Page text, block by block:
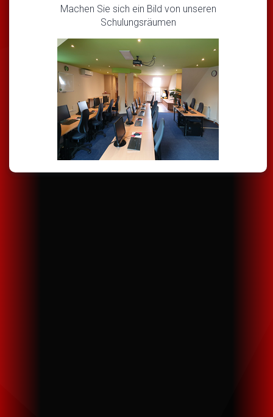
Machen Sie sich ein Bild von unseren
Schulungsräumen